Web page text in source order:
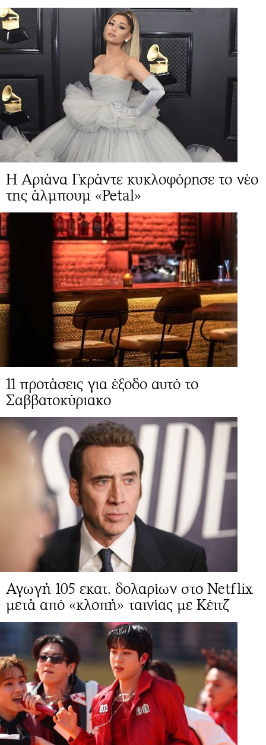
Η Αριάνα Γκράντε κυκλοφόρησε το νέο
της άλμπουμ «Petal»
11 προτάσεις για έξοδο αυτό το
Σαββατοκύριακο
Αγωγή 105 εκατ. δολαρίων στο Netflix
μετά από «κλοπή» ταινίας με Κέιτζ